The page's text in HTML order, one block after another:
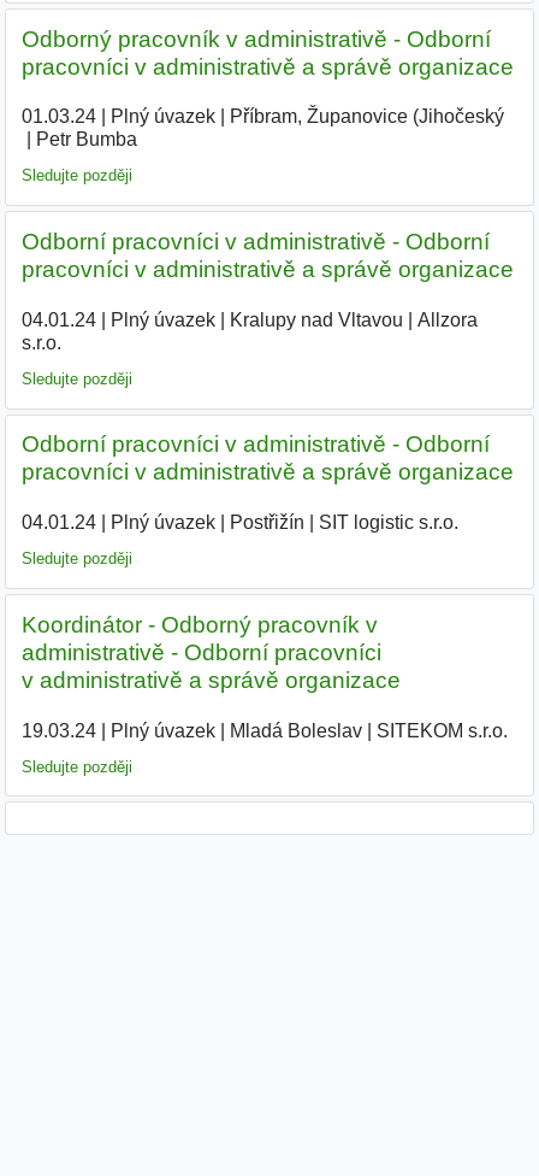
Odborný pracovník v administrativě - Odborní
pracovníci v administrativě a správě organizace
01.03.24| Plný úvazek| Příbram, Županovice (Jihočeský|
Petr Bumba
Sledujte později
Odborní pracovníci v administrativě - Odborní
pracovníci v administrativě a správě organizace
04.01.24| Plný úvazek| Kralupy nad Vltavou
Allzora
s.r.o.
Sledujte později
Odborní pracovníci v administrativě - Odborní
pracovníci v administrativě a správě organizace
04.01.24| Plný úvazek| Postřižín SIT logistic s.r.o.
Sledujte později
Koordinátor - Odborný pracovník v
administrativě - Odborní pracovníci
v administrativě a správě organizace
19.03.24| Plný úvazek| Mladá Boleslav| SITEKOM s.r.o.
Sledujte později